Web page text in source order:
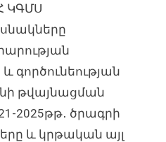
ԿԳՄՍ
գործունեության
թվայնացման
2025թթ․ ծրագրի
և կրթական այլ